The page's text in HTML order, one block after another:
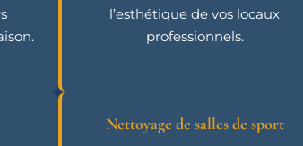
l’esthétique de vos locaux
professionnels.
Nettoyage de salles de sport